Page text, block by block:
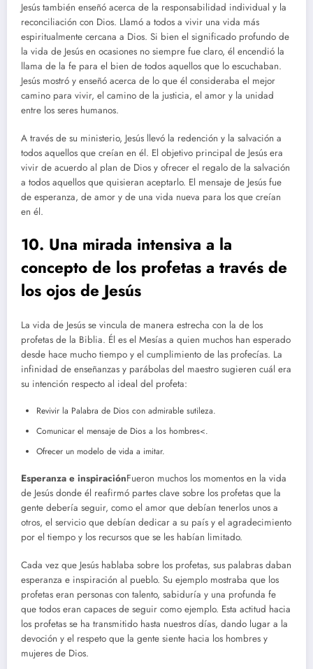
Jesús también enseñó acerca de la responsabilidad individual y la
reconciliación con Dios. Llamó a todos a vivir una vida más
espiritualmente cercana a Dios. Si bien el significado profundo de
la vida de Jesús en ocasiones no siempre fue claro, él encendió la
llama de la fe para el bien de todos aquellos que lo escuchaban.
Jesús mostró y enseñó acerca de lo que él consideraba el mejor
camino para vivir, el camino de la justicia, el amor y la unidad
entre los seres humanos.
A través de su ministerio, Jesús llevó la redención y la salvación a
todos aquellos que creían en él. El objetivo principal de Jesús era
vivir de acuerdo al plan de Dios y ofrecer el regalo de la salvación
a todos aquellos que quisieran aceptarlo. El mensaje de Jesús fue
de esperanza, de amor y de una vida nueva para los que creían
en él.
10. Una mirada intensiva a la
concepto de los profetas a través de
los ojos de Jesús
La vida de Jesús se vincula de manera estrecha con la de los
profetas de la Biblia. Él es el Mesías a quien muchos han esperado
desde hace mucho tiempo y el cumplimiento de las profecías. La
infinidad de enseñanzas y parábolas del maestro sugieren cuál era
su intención respecto al ideal del profeta:
Revivir la Palabra de Dios con admirable sutileza.
Comunicar el mensaje de Dios a los hombres<.
Ofrecer un modelo de vida a imitar.
Esperanza e inspiraciónFueron muchos los momentos en la vida
de Jesús donde él reafirmó partes clave sobre los profetas que la
gente debería seguir, como el amor que debían tenerlos unos a
otros, el servicio que debían dedicar a su país y el agradecimiento
por el tiempo y los recursos que se les habían limitado.
Cada vez que Jesús hablaba sobre los profetas, sus palabras daban
esperanza e inspiración al pueblo. Su ejemplo mostraba que los
profetas eran personas con talento, sabiduría y una profunda fe
que todos eran capaces de seguir como ejemplo. Esta actitud hacia
los profetas se ha transmitido hasta nuestros días, dando lugar a la
devoción y el respeto que la gente siente hacia los hombres y
mujeres de Dios.